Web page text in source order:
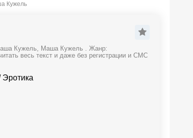
Кужель
Маша Кужель, Маша Кужель . Жанр:
весь текст и даже без регистрации и СМС
Эротика